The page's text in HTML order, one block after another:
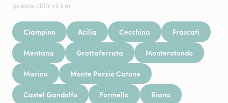
queste città vicine.
Ciampino Acilia Cecchina Frascati
Mentana Grottaferrata Monterotondo
Marino Monte Porzio Catone
Castel Gandolfo Formello Riano